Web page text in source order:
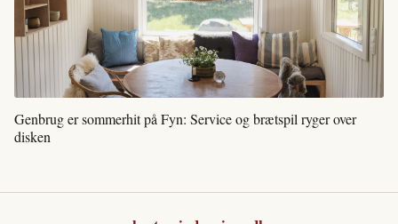
Genbrug er sommerhit på Fyn: Service og brætspil ryger over
disken